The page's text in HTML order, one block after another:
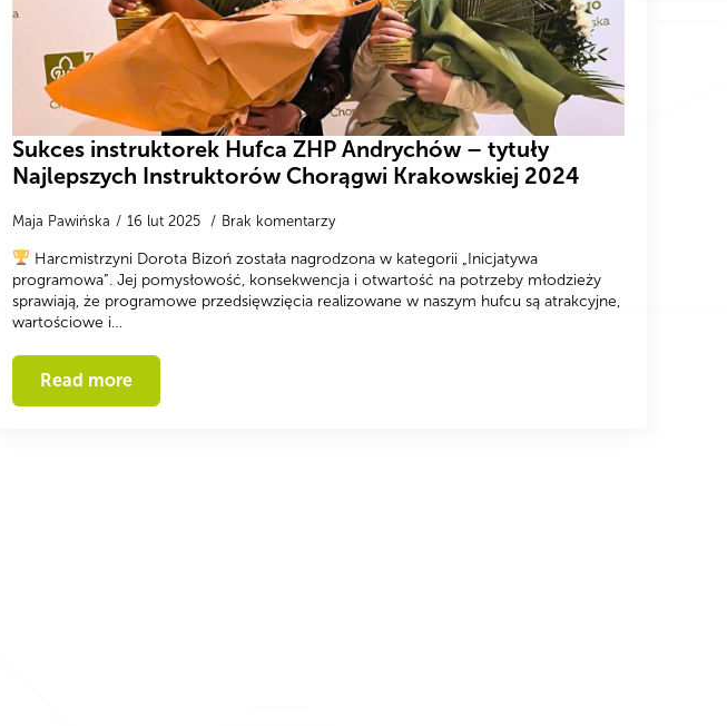
Sukces instruktorek Hufca ZHP Andrychów – tytuły
Najlepszych Instruktorów Chorągwi Krakowskiej 2024
Maja Pawińska 16 lut 2025 Brak komentarzy
Harcmistrzyni Dorota Bizoń została nagrodzona w kategorii „Inicjatywa
programowa”. Jej pomysłowość, konsekwencja i otwartość na potrzeby młodzieży
sprawiają, że programowe przedsięwzięcia realizowane w naszym hufcu są atrakcyjne,
wartościowe i…
Read more